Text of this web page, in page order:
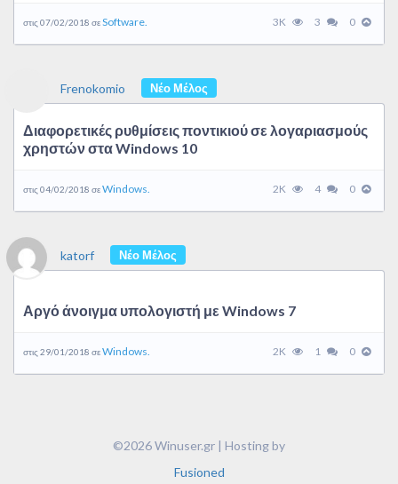
στις 07/02/2018 σεSoftware. 3K 3 0
Frenokomio Νέο Μέλος
Διαφορετικές ρυθμίσεις ποντικιού σε λογαριασμούς
χρηστών στα Windows 10
στις 04/02/2018 σεWindows. 2K 4 0
katorf Νέο Μέλος
Αργό άνοιγμα υπολογιστή με Windows 7
στις 29/01/2018 σεWindows. 2K 1 0
©2026 Winuser.gr | Hosting by
Fusioned